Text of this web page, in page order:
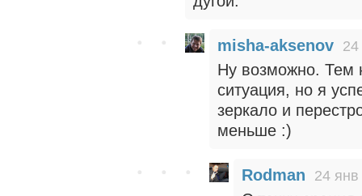
misha-aksenov
Ну возможно. Тем
ситуация, но я
зеркало и
меньше :)
Rodman 24